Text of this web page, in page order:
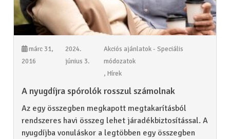
márc 31,
2016
2024.
június 3.
Akciós ajánlatok - Speciális
módozatok
, Hírek
A nyugdíjra spórolók rosszul számolnak
Az egy összegben megkapott megtakarításból
rendszeres havi összeg lehet járadékbiztosítással. A
nyugdíjba vonuláskor a legtöbben egy összegben